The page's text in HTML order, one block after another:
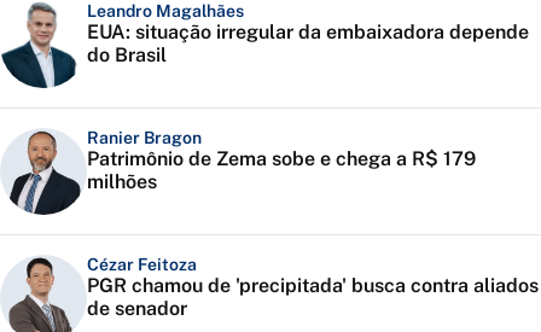
Leandro Magalhães
EUA: situação irregular da embaixadora depende
do Brasil
Ranier Bragon
Patrimônio de Zema sobe e chega a R$ 179
milhões
Cézar Feitoza
PGR chamou de 'precipitada' busca contra aliados
de senador